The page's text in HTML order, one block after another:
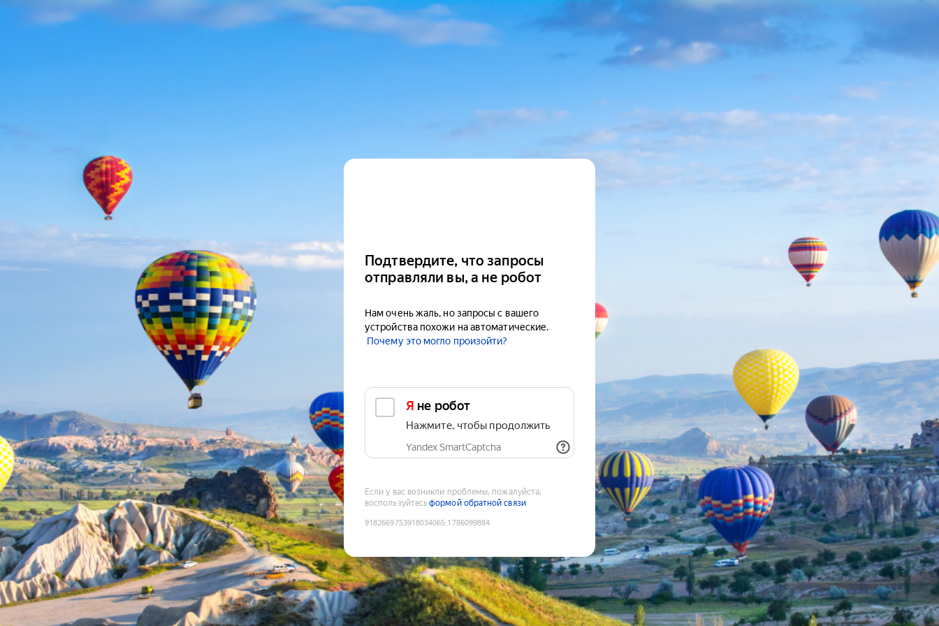
Подтвердите, что запросы
отправляли вы, а не робот
Нам очень жаль, но запросы с вашего
устройства похожи на автоматические.
Почему это могло произойти?
Я не робот
Нажмите, чтобы продолжить
Yandex SmartCaptcha
Если у вас возникли проблемы, пожалуйста,
воспользуйтесьформой обратной связи
9182669753918034065:1786099884